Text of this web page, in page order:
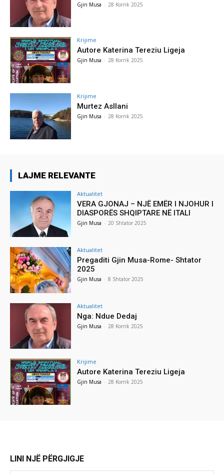
Gjin Musa - 28 Korrik 2025
Krijime
Autore Katerina Tereziu Ligeja
Gjin Musa - 28 Korrik 2025
Krijime
Murtez Asllani
Gjin Musa - 28 Korrik 2025
LAJME RELEVANTE
Aktualitet
VERA GJONAJ – NJË EMËR I NJOHUR I
DIASPORËS SHQIPTARE NË ITALI
Gjin Musa - 20 Shtator 2025
Aktualitet
Pregaditi Gjin Musa-Rome- Shtator
2025
Gjin Musa - 8 Shtator 2025
Aktualitet
Nga: Ndue Dedaj
Gjin Musa - 28 Korrik 2025
Krijime
Autore Katerina Tereziu Ligeja
Gjin Musa - 28 Korrik 2025
LINI NJË PËRGJIGJE